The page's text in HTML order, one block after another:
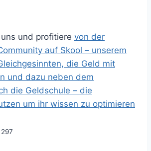
und profitiere von der
auf Skool – unserem
die Geld mit
und dazu neben dem
die Geldschule – die
um ihr wissen zu optimieren
297